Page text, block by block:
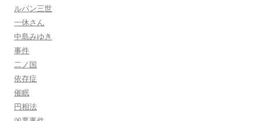
ルパン三世
一休さん
中島みゆき
事件
二ノ国
依存症
催眠
円相法